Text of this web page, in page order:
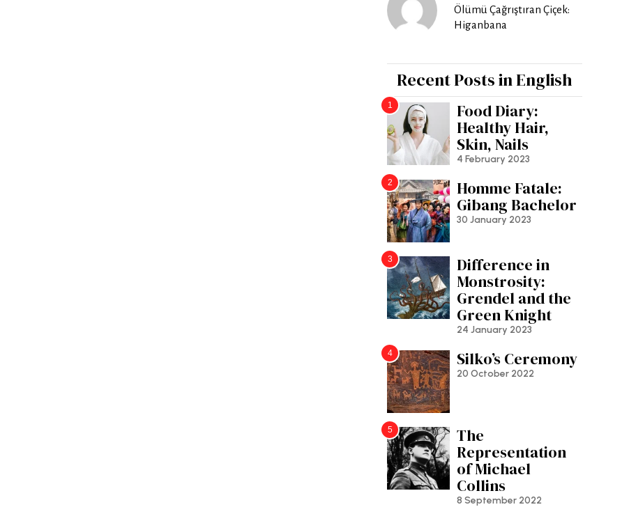
Ölümü Çağrıştıran Çiçek:
Higanbana
Recent Posts in English
1
Food Diary:
Healthy Hair,
Skin, Nails
4 February 2023
2
Homme Fatale:
Gibang Bachelor
30 January 2023
3
Difference in
Monstrosity:
Grendel and the
Green Knight
24 January 2023
4 Silko’s Ceremony
20 October 2022
5
The
Representation
of Michael
Collins
8 September 2022